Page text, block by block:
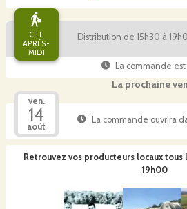
CET
APRÈS-
MIDI
Distribution de 15h30 à
La commande est
La prochaine
ven.
14
août
La commande ouvrira
Retrouvez vos producteurs locaux tous
19h00